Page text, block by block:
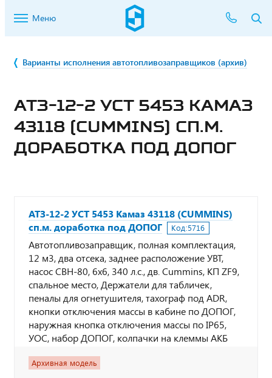
Меню
Варианты исполнения автотопливозаправщиков (архив)
АТЗ-12-2 УСТ 5453 КАМАЗ
43118 (CUMMINS) СП.М.
ДОРАБОТКА ПОД ДОПОГ
АТЗ-12-2 УСТ 5453 Камаз 43118 (CUMMINS)
сп.м. доработка под ДОПОГ
Код:5716
Автотопливозаправщик, полная комплектация,
12 м3, два отсека, заднее расположение УВТ,
насос СВН-80, 6х6, 340 л.с., дв. Cummins, КП ZF9,
спальное место, Держатели для табличек,
пеналы для огнетушителя, тахограф под ADR,
кнопки отключения массы в кабине по ДОПОГ,
наружная кнопка отключения массы по IP65,
УОС, набор ДОПОГ, колпачки на клеммы АКБ
Архивная модель